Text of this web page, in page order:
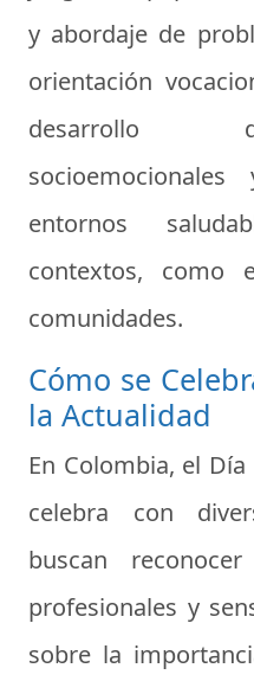
y abordaje de
orientación
desarrollo
entornos
contextos, como
comunidades.
Cómo se
la Actualidad
En Colombia, el
celebra con
buscan
profesionales y
sobre la